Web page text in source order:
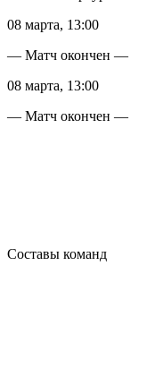
08 марта, 13:00
— Матч окончен —
08 марта, 13:00
— Матч окончен —
Составы команд